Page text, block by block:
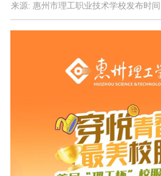
来源: 惠州市理工职业技术学校发布时